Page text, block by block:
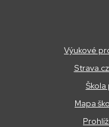
Výukové
Mapa